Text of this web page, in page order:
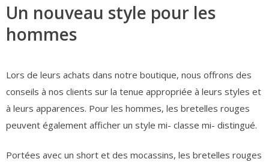
Un nouveau style pour les
hommes
Lors de leurs achats dans notre boutique, nous offrons des
conseils à nos clients sur la tenue appropriée à leurs styles et
à leurs apparences. Pour les hommes, les bretelles rouges
peuvent également afficher un style mi- classe mi- distingué.
Portées avec un short et des mocassins, les bretelles rouges